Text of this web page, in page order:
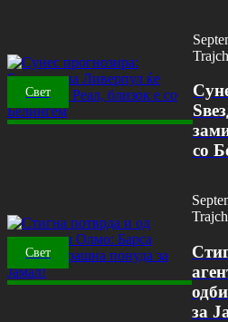
Свет
со
Свет
за